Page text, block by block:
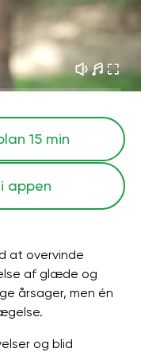
15 min
appen
at overvinde
af glæde og
årsager, men én
og blid